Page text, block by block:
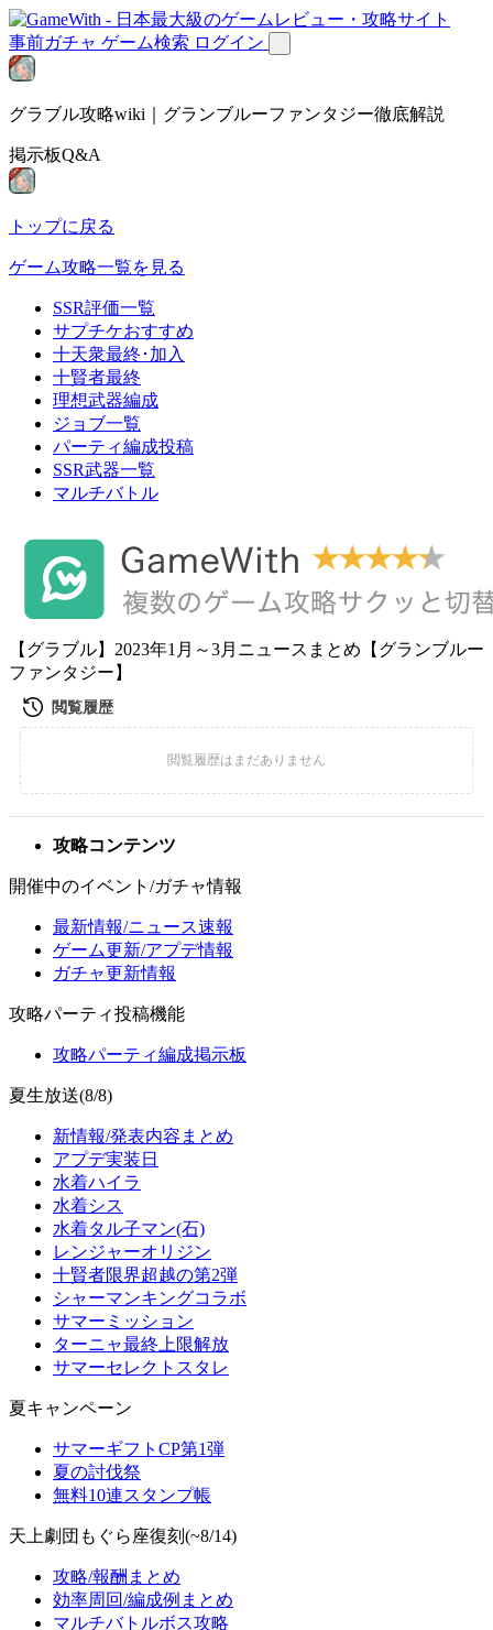
事前ガチャ ゲーム検索 ログイン
グラブル攻略wiki｜グランブルーファンタジー徹底解説
掲示板Q&A
トップに戻る
ゲーム攻略一覧を見る
SSR評価一覧
サプチケおすすめ
十天衆最終･加入
十賢者最終
理想武器編成
ジョブ一覧
パーティ編成投稿
SSR武器一覧
マルチバトル
【グラブル】2023年1月～3月ニュースまとめ【グランブルー
ファンタジー】
攻略コンテンツ
開催中のイベント/ガチャ情報
最新情報/ニュース速報
ゲーム更新/アプデ情報
ガチャ更新情報
攻略パーティ投稿機能
攻略パーティ編成掲示板
夏生放送(8/8)
新情報/発表内容まとめ
アプデ実装日
水着ハイラ
水着シス
水着タル子マン(石)
レンジャーオリジン
十賢者限界超越の第2弾
シャーマンキングコラボ
サマーミッション
ターニャ最終上限解放
サマーセレクトスタレ
夏キャンペーン
サマーギフトCP第1弾
夏の討伐祭
無料10連スタンプ帳
天上劇団もぐら座復刻(~8/14)
攻略/報酬まとめ
効率周回/編成例まとめ
マルチバトルボス攻略